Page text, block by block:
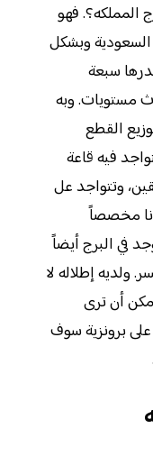
المملكه؟. فهو
السعودية وبشكل
سبعة
مستويات. وبه
القطع
فيه قاعة
وتتواجد عل
مكانا مخصصاً
في البرج أيضاً
إطلاله لا
أن ترى
برونزية سوف